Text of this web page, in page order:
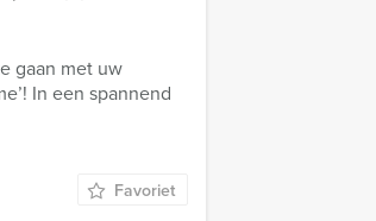
gaan met uw
In een spannend
Favoriet